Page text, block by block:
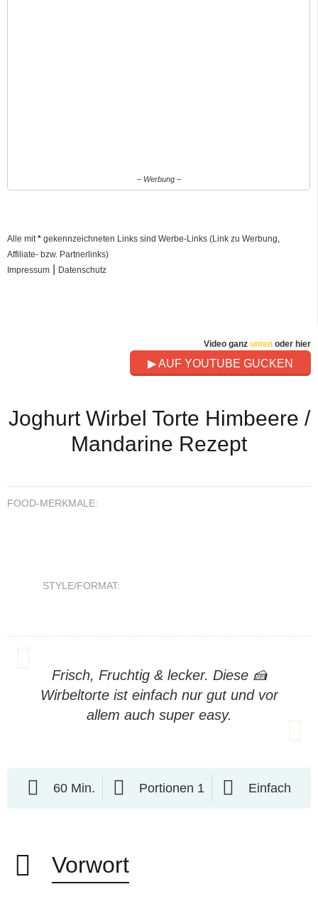
– Werbung –
Alle mit* gekennzeichneten Links sind Werbe-Links (Link zu Werbung,
Affiliate- bzw. Partnerlinks)
Impressum
Datenschutz
Video ganz unten oder hier
▶ AUF YOUTUBE GUCKEN
Joghurt Wirbel Torte Himbeere /
Mandarine Rezept
FOOD-MERKMALE:
STYLE/FORMAT:
Frisch, Fruchtig & lecker. Diese 🍰
Wirbeltorte ist einfach nur gut und vor
allem auch super easy.
60 Min. Portionen 1 Einfach
Vorwort